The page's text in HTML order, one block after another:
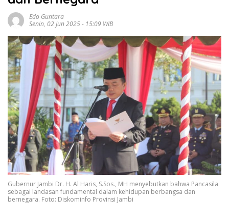
Edo Guntara
Senin, 02 Jun 2025 - 15:09 WIB
Gubernur Jambi Dr. H. Al Haris, S.Sos., MH menyebutkan bahwa Pancasila
sebagai landasan fundamental dalam kehidupan berbangsa dan
bernegara. Foto: Diskominfo Provinsi Jambi